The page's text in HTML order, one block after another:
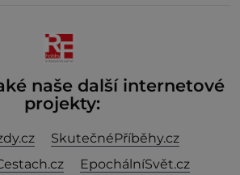
naše další internetové
projekty:
SkutečnéPříběhy.cz
EpochálníSvět.cz